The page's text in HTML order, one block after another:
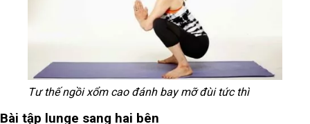
Tư thế ngồi xổm cao đánh bay mỡ đùi tức thì
Bài tập lunge sang hai bên